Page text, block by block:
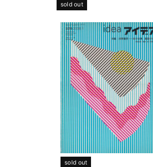
sold out
sold out